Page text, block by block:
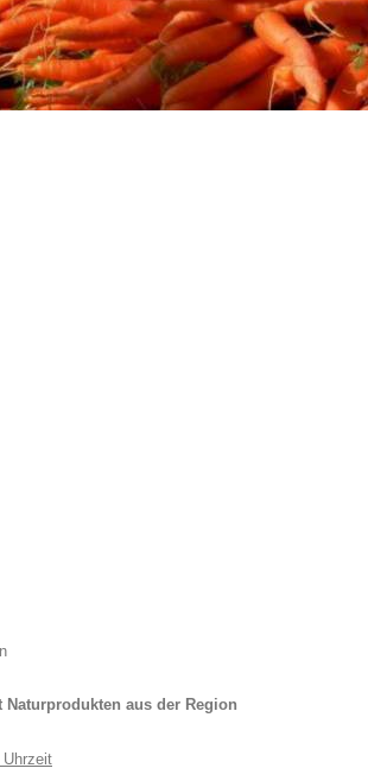
aus der Region